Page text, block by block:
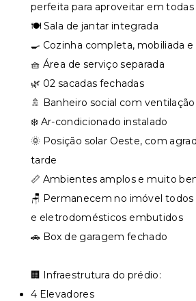
perfeita para aproveitar em todas
🍽️ Sala de jantar integrada
🍳 Cozinha completa, mobiliada e
🧺 Área de serviço separada
🌿 02 sacadas fechadas
🚿 Banheiro social com
❄️ Ar-condicionado instalado
🌞 Posição solar Oeste, com
tarde
📏 Ambientes amplos e muito
🪑 Permanecem no imóvel todos
e eletrodomésticos embutidos
🚗 Box de garagem fechado
🏢 Infraestrutura do prédio:
4 Elevadores